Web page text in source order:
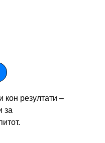
кон резултати –
за